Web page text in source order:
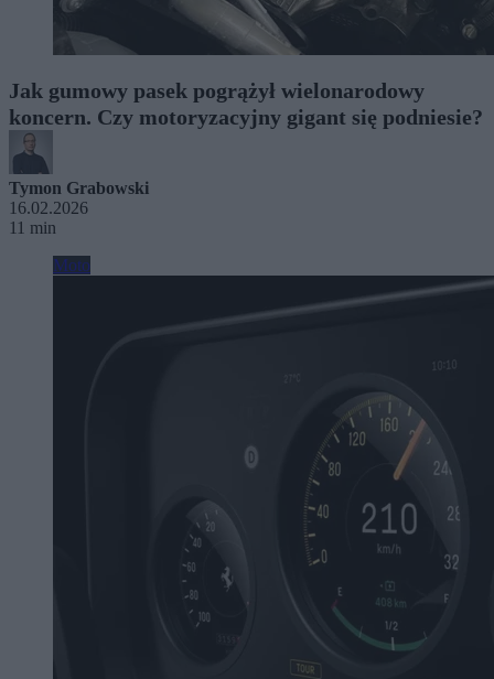
Jak gumowy pasek pogrążył wielonarodowy
koncern. Czy motoryzacyjny gigant się podniesie?
Tymon Grabowski
16.02.2026
11 min
Moto